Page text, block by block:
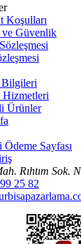
Koşulları
Güvenlik
Hizmetleri
Ürünler
Sayfası
Rıhtım
25 82